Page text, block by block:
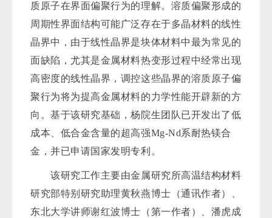
质原子在界面偏聚行为的理解。溶质偏聚形成的
周期性界面结构可能广泛存在于多晶材料的线性
晶界中，由于线性晶界是块体材料中最为常见的
面缺陷，尤其是金属材料热变形过程中经常出现
高密度的线性晶界，调控这些晶界的溶质原子偏
聚行为将为提高金属材料的力学性能开辟新的方
向。基于该研究基础，杨院生团队已开发出了低
成本、低合金含量的超高强Mg-Nd系耐热镁合
金，并已申请国家发明专利。
该研究工作主要由金属研究所高温结构材料
研究部特别研究助理黄秋燕博士（通讯作者）、
东北大学讲师谢红波博士（第一作者）、潘虎成